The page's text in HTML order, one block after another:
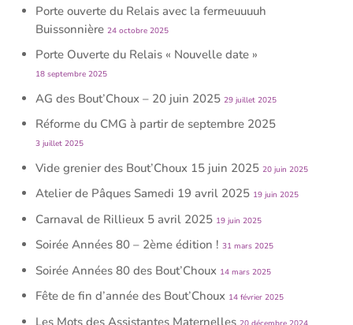
Porte ouverte du Relais avec la fermeuuuuh
Buissonnière 24 octobre 2025
Porte Ouverte du Relais « Nouvelle date »
18 septembre 2025
AG des Bout’Choux – 20 juin 2025 29 juillet 2025
Réforme du CMG à partir de septembre 2025
3 juillet 2025
Vide grenier des Bout’Choux 15 juin 2025 20 juin 2025
Atelier de Pâques Samedi 19 avril 2025 19 juin 2025
Carnaval de Rillieux 5 avril 2025 19 juin 2025
Soirée Années 80 – 2ème édition ! 31 mars 2025
Soirée Années 80 des Bout’Choux 14 mars 2025
Fête de fin d’année des Bout’Choux 14 février 2025
Les Mots des Assistantes Maternelles